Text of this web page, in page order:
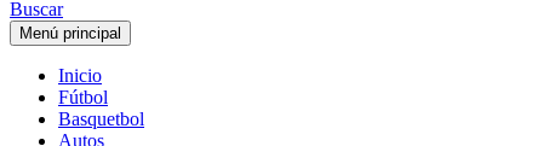
Buscar
Menú principal
Inicio
Fútbol
Basquetbol
Autos